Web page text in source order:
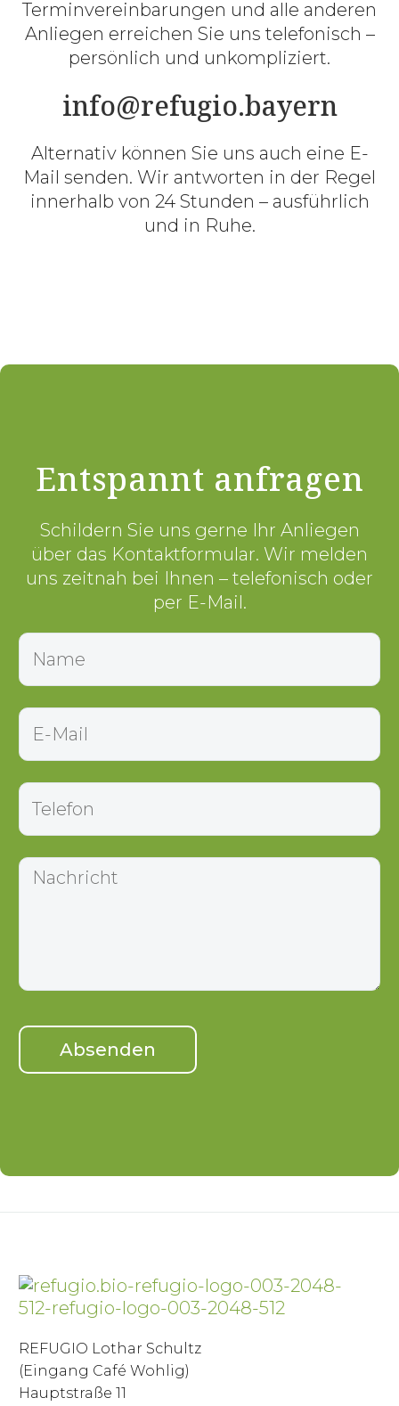
Terminvereinbarungen und alle anderen
Anliegen erreichen Sie uns telefonisch –
persönlich und unkompliziert.
info@refugio.bayern
Alternativ können Sie uns auch eine E-
Mail senden. Wir antworten in der Regel
innerhalb von 24 Stunden – ausführlich
und in Ruhe.
Entspannt anfragen
Schildern Sie uns gerne Ihr Anliegen
über das Kontaktformular. Wir melden
uns zeitnah bei Ihnen – telefonisch oder
per E-Mail.
REFUGIO Lothar Schultz
(Eingang Café Wohlig)
Hauptstraße 11